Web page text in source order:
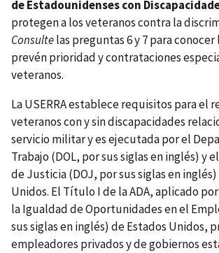
de Estadounidenses con
protegen a los veteranos contra la
Consultelas preguntas 6 y 7 para
prevén prioridad y contrataciones
veteranos.
La USERRA establece requisitos para el
veteranos con y sin discapacidades
servicio militar y es ejecutada por el
Trabajo (DOL, por sus siglas en inglés) y
de Justicia (DOJ, por sus siglas en
Unidos. El Título I de la ADA, aplicado
la Igualdad de Oportunidades en el
sus siglas en inglés) de Estados Unidos,
empleadores privados y de gobiernos